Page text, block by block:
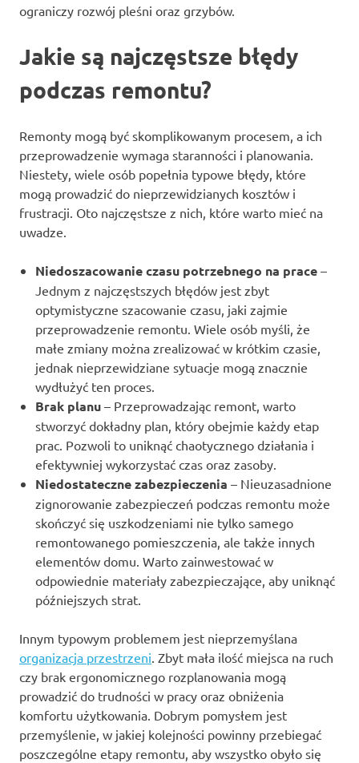
ograniczy rozwój pleśni oraz grzybów.
Jakie są najczęstsze błędy
podczas remontu?
Remonty mogą być skomplikowanym procesem, a ich
przeprowadzenie wymaga staranności i planowania.
Niestety, wiele osób popełnia typowe błędy, które
mogą prowadzić do nieprzewidzianych kosztów i
frustracji. Oto najczęstsze z nich, które warto mieć na
uwadze.
Niedoszacowanie czasu potrzebnego na prace –
Jednym z najczęstszych błędów jest zbyt
optymistyczne szacowanie czasu, jaki zajmie
przeprowadzenie remontu. Wiele osób myśli, że
małe zmiany można zrealizować w krótkim czasie,
jednak nieprzewidziane sytuacje mogą znacznie
wydłużyć ten proces.
Brak planu – Przeprowadzając remont, warto
stworzyć dokładny plan, który obejmie każdy etap
prac. Pozwoli to uniknąć chaotycznego działania i
efektywniej wykorzystać czas oraz zasoby.
Niedostateczne zabezpieczenia – Nieuzasadnione
zignorowanie zabezpieczeń podczas remontu może
skończyć się uszkodzeniami nie tylko samego
remontowanego pomieszczenia, ale także innych
elementów domu. Warto zainwestować w
odpowiednie materiały zabezpieczające, aby uniknąć
późniejszych strat.
Innym typowym problemem jest nieprzemyślana
organizacja przestrzeni . Zbyt mała ilość miejsca na ruch
czy brak ergonomicznego rozplanowania mogą
prowadzić do trudności w pracy oraz obniżenia
komfortu użytkowania. Dobrym pomysłem jest
przemyślenie, w jakiej kolejności powinny przebiegać
poszczególne etapy remontu, aby wszystko obyło się